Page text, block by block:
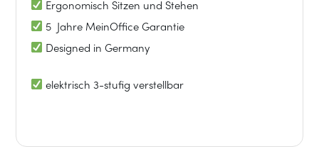
Ergonomisch Sitzen und Stehen
5 Jahre MeinOffice Garantie
Designed in Germany
elektrisch 3-stufig verstellbar